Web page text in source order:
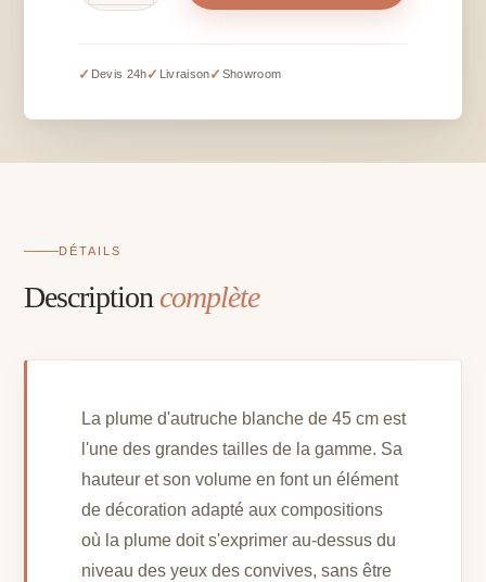
blanche
H
✓ Devis 24h✓ Livraison✓ Showroom
DÉTAILS
Description complète
La plume d'autruche blanche de 45 cm est
l'une des grandes tailles de la gamme. Sa
hauteur et son volume en font un élément
de décoration adapté aux compositions
où la plume doit s'exprimer au-dessus du
niveau des yeux des convives, sans être